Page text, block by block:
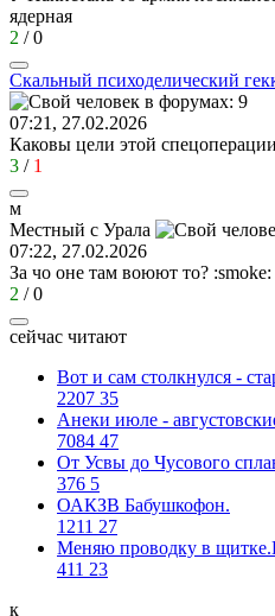
ядерная
2 /0
Скальный психоделический
07:21, 27.02.2026
Каковы цели этой
3 / 1
м
Местный с Урала
07:22, 27.02.2026
За чо оне там воюют то? :smoke:
2 /0
сейчас читают
Вот и сам столкнулся -
2207 35
Анеки июле -
7084 47
От Усвы до Чусового
376 5
ОАКЗВ Бабушкофон.
1211 27
Меняю проводку в
411 23
к